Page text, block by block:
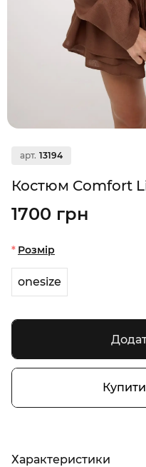
арт. 13194
Костюм Comfort
1700 грн
Розмір
onesize
Характеристики